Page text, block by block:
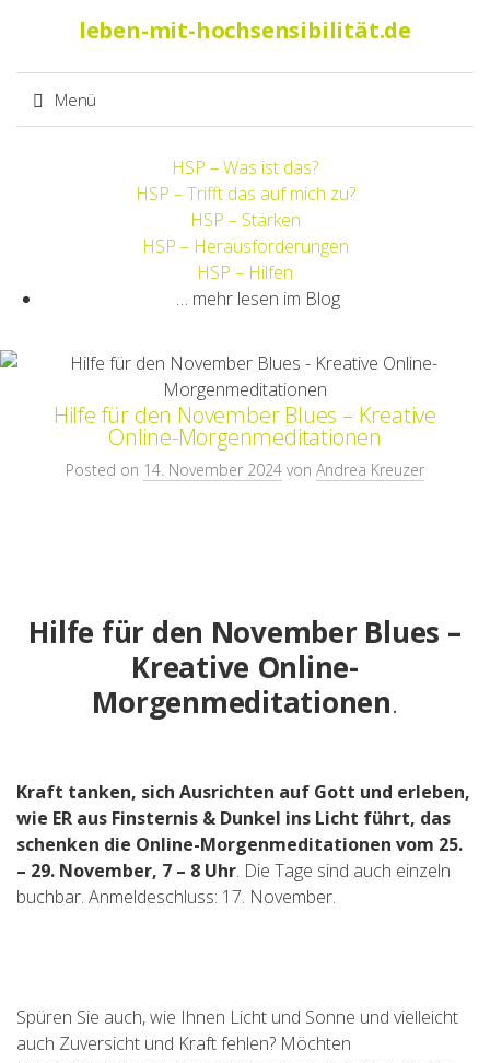
leben-mit-hochsensibilität.de
Menü
HSP – Was ist das?
HSP – Trifft das auf mich zu?
HSP – Stärken
HSP – Herausforderungen
HSP – Hilfen
… mehr lesen im Blog
Hilfe für den November Blues – Kreative
Online-Morgenmeditationen
Posted on 14. November 2024 von Andrea Kreuzer
Hilfe für den November Blues –
Kreative Online-
Morgenmeditationen.
Kraft tanken, sich Ausrichten auf Gott und erleben,
wie ER aus Finsternis & Dunkel ins Licht führt, das
schenken die Online-Morgenmeditationen vom 25.
– 29. November, 7 – 8 Uhr. Die Tage sind auch einzeln
buchbar. Anmeldeschluss: 17. November.
Spüren Sie auch, wie Ihnen Licht und Sonne und vielleicht
auch Zuversicht und Kraft fehlen? Möchten